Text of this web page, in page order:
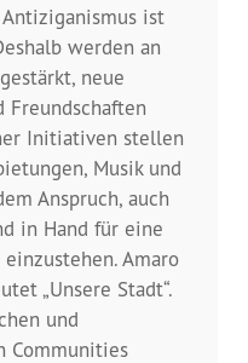
ist
werden an
neue
Freundschaften
Initiativen stellen
Musik und
Anspruch, auch
in Hand für eine
Amaro
„Unsere Stadt“.
und
Communities